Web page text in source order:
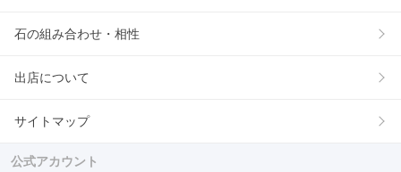
石の組み合わせ・相性
出店について
サイトマップ
公式アカウント